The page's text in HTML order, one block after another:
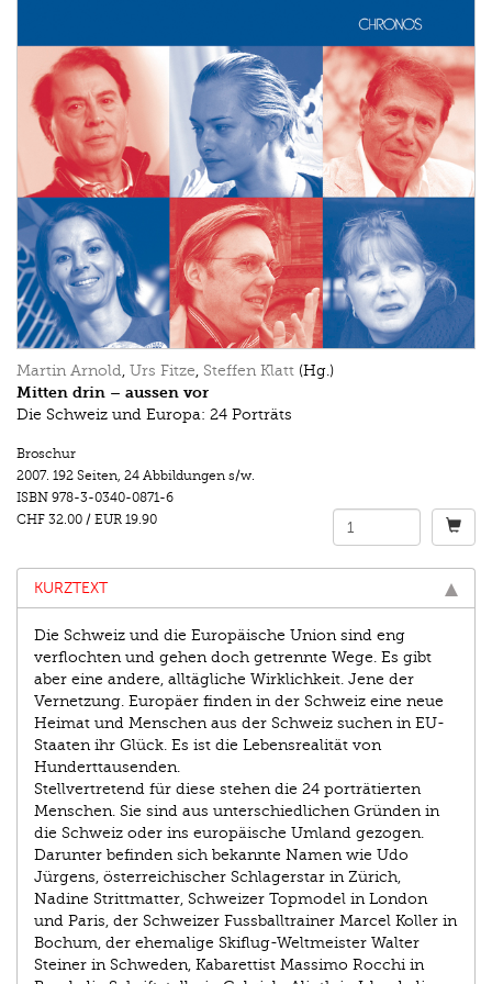
Martin Arnold, Urs Fitze, Steffen Klatt (Hg.)
Mitten drin – aussen vor
Die Schweiz und Europa: 24 Porträts
Broschur
2007. 192 Seiten, 24 Abbildungen s/w.
ISBN 978-3-0340-0871-6
CHF 32.00 / EUR 19.90
KURZTEXT
Die Schweiz und die Europäische Union sind eng
verﬂochten und gehen doch getrennte Wege. Es gibt
aber eine andere, alltägliche Wirklichkeit. Jene der
Vernetzung. Europäer ﬁnden in der Schweiz eine neue
Heimat und Menschen aus der Schweiz suchen in EU-
Staaten ihr Glück. Es ist die Lebensrealität von
Hunderttausenden.
Stellvertretend für diese stehen die 24 porträtierten
Menschen. Sie sind aus unterschiedlichen Gründen in
die Schweiz oder ins europäische Umland gezogen.
Darunter beﬁnden sich bekannte Namen wie Udo
Jürgens, österreichischer Schlagerstar in Zürich,
Nadine Strittmatter, Schweizer Topmodel in London
und Paris, der Schweizer Fussballtrainer Marcel Koller in
Bochum, der ehemalige Skiﬂug-Weltmeister Walter
Steiner in Schweden, Kabarettist Massimo Rocchi in